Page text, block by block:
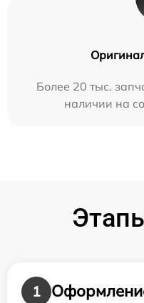
Более 20 тыс.
наличии на
1